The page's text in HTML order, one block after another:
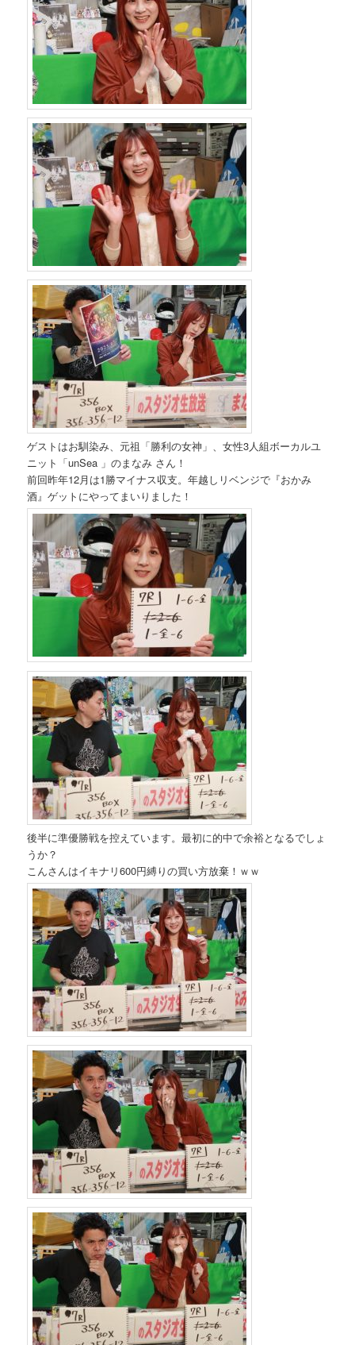
ゲストはお馴染み、元祖「勝利の女神」、女性3人組ボーカルユ
ニット「unSea 」のまなみ さん！
前回昨年12月は1勝マイナス収支。年越しリベンジで『おかみ
酒』ゲットにやってまいりました！
後半に準優勝戦を控えています。最初に的中で余裕となるでしょ
うか？
こんさんはイキナリ600円縛りの買い方放棄！ｗｗ